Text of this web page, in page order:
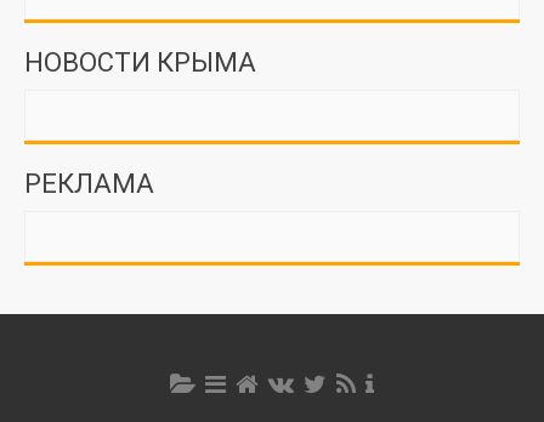
НОВОСТИ КРЫМА
РЕКЛАМА